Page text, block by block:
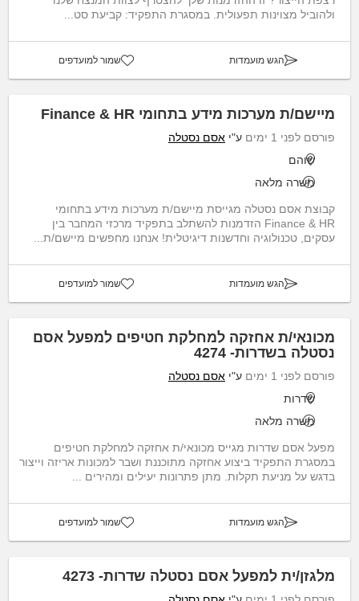
ולהוביל מצוינות תפעולית. במסגרת התפקיד: קביעת סט...
הגש מועמדות שמור למועדפים
מיישם/ת מערכות מידע בתחומי Finance & HR
פורסם לפני 1 ימים ע"י אסם נסטלה
שוהם
משרה מלאה
קבוצת אסם נסטלה מגייסת מיישם/ת מערכות מידע בתחומי
Finance & HR הזדמנות להשתלב בתפקיד מרכזי המחבר בין
עסקים, טכנולוגיה וחדשנות דיגיטלית! אנחנו מחפשים מיישם/ת...
הגש מועמדות שמור למועדפים
מכונאי/ת אחזקה למחלקת חטיפים למפעל אסם
נסטלה בשדרות- 4274
פורסם לפני 1 ימים ע"י אסם נסטלה
שדרות
משרה מלאה
מפעל אסם שדרות מגייס מכונאי/ת אחזקה למחלקת חטיפים
במסגרת התפקיד ביצוע אחזקה מתוכננת ושבר למכונות אריזה וייצור
בדגש על מניעת תקלות. מתן פתרונות יעילים ומהירים ...
הגש מועמדות שמור למועדפים
מלגזן/ית למפעל אסם נסטלה שדרות- 4273